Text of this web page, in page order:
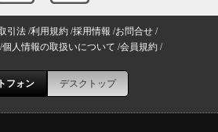
引法 利用規約 採用情報 お問合せ
個人情報の取扱いについて 会員規約
フォン デスクトップ